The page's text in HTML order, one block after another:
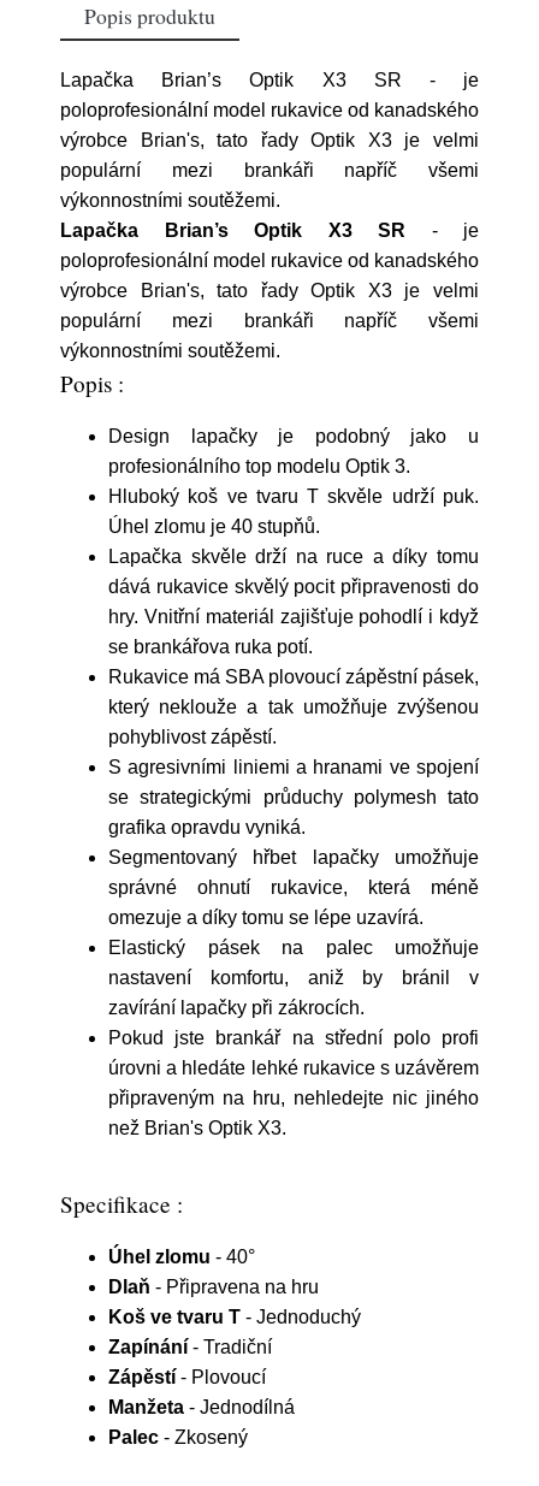
Popis produktu
Lapačka Brian’s Optik X3 SR - je
poloprofesionální model rukavice od kanadského
výrobce Brian's, tato řady Optik X3 je velmi
populární mezi brankáři napříč všemi
výkonnostními soutěžemi.
Lapačka Brian’s Optik X3 SR - je
poloprofesionální model rukavice od kanadského
výrobce Brian's, tato řady Optik X3 je velmi
populární mezi brankáři napříč všemi
výkonnostními soutěžemi.
Popis :
Design lapačky je podobný jako u
profesionálního top modelu Optik 3.
Hluboký koš ve tvaru T skvěle udrží puk.
Úhel zlomu je 40 stupňů.
Lapačka skvěle drží na ruce a díky tomu
dává rukavice skvělý pocit připravenosti do
hry. Vnitřní materiál zajišťuje pohodlí i když
se brankářova ruka potí.
Rukavice má SBA plovoucí zápěstní pásek,
který neklouže a tak umožňuje zvýšenou
pohyblivost zápěstí.
S agresivními liniemi a hranami ve spojení
se strategickými průduchy polymesh tato
grafika opravdu vyniká.
Segmentovaný hřbet lapačky umožňuje
správné ohnutí rukavice, která méně
omezuje a díky tomu se lépe uzavírá.
Elastický pásek na palec umožňuje
nastavení komfortu, aniž by bránil v
zavírání lapačky při zákrocích.
Pokud jste brankář na střední polo profi
úrovni a hledáte lehké rukavice s uzávěrem
připraveným na hru, nehledejte nic jiného
než Brian's Optik X3.
Specifikace :
Úhel zlomu - 40°
Dlaň - Připravena na hru
Koš ve tvaru T - Jednoduchý
Zapínání - Tradiční
Zápěstí - Plovoucí
Manžeta - Jednodílná
Palec - Zkosený